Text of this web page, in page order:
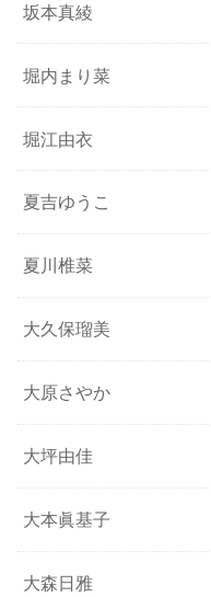
坂本真綾
堀内まり菜
堀江由衣
夏吉ゆうこ
夏川椎菜
大久保瑠美
大原さやか
大坪由佳
大本眞基子
大森日雅